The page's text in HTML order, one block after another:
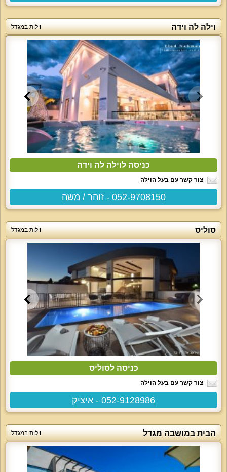
וילה לה וידה וילות במגדל
כניסה לוילה לה וידה
צור קשר עם בעל הוילה
052-9708150 - זוהר / משה
סוליס וילות במגדל
כניסה לסוליס
צור קשר עם בעל הוילה
052-9128986 - איציק
הבית במושבה מגדל וילות במגדל